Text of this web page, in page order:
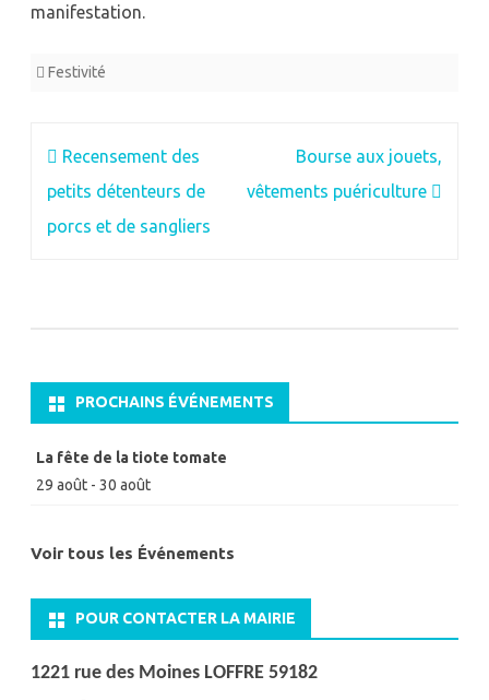
manifestation.
Festivité
Navigation
de
l’article
Recensement des
petits détenteurs de
porcs et de sangliers
Bourse aux jouets,
vêtements puériculture
PROCHAINS ÉVÉNEMENTS
La fête de la tiote tomate
29 août - 30 août
Voir tous les Événements
POUR CONTACTER LA MAIRIE
1221 rue des Moines LOFFRE 59182